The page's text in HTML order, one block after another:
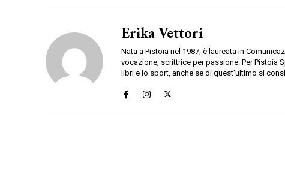
Erika Vettori
Nata a Pistoia nel 1987, è laureata in
vocazione, scrittrice per passione. Per Pistoia
libri e lo sport, anche se di quest'ultimo si